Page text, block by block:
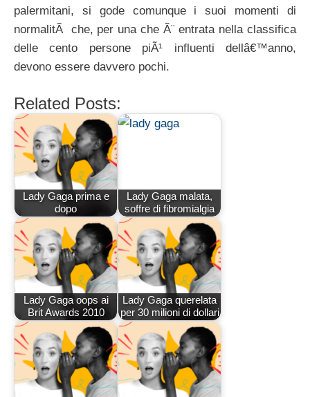
palermitani, si gode comunque i suoi momenti di
normalitÃ che, per una che Ã¨ entrata nella classifica
delle cento persone piÃ¹ influenti dellâ€™anno,
devono essere davvero pochi.
Related Posts:
Lady Gaga prima e
dopo
Lady Gaga malata,
soffre di fibromialgia
Lady Gaga oops ai
Brit Awards 2010
Lady Gaga querelata
per 30 milioni di dollari